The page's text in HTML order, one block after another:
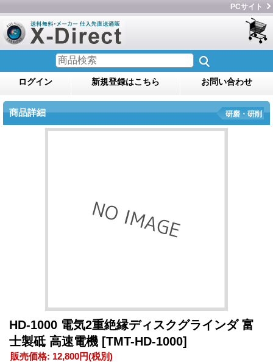
PCサイト
ログイン 新規登録はこちら お問い合わせ
商品詳細 研磨・研削
HD-1000 電気2重絶縁ディスクグラインダ 富
士製砥 高速電機 [TMT-HD-1000]
販売価格: 12,800円(税別)